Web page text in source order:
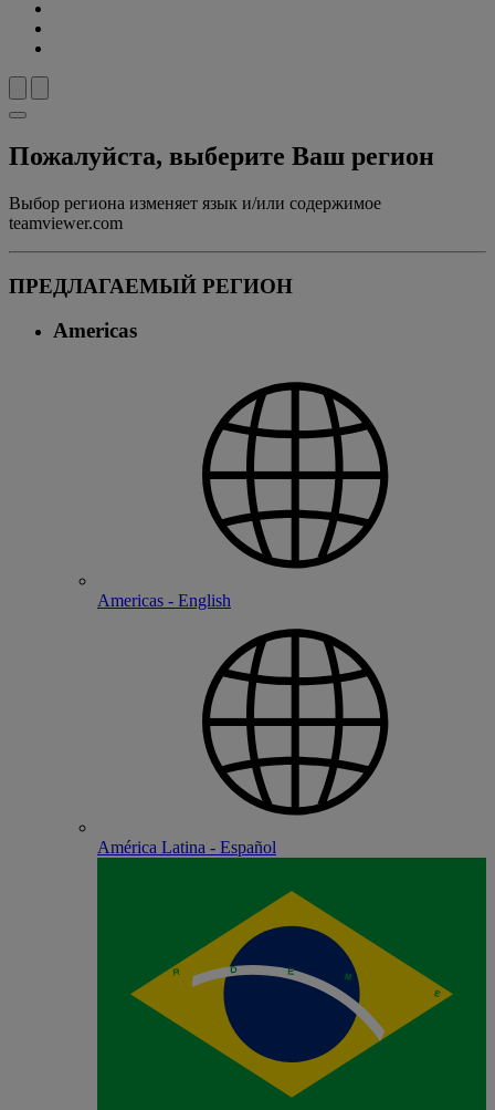
Пожалуйста, выберите Ваш регион
Выбор региона изменяет язык и/или содержимое
teamviewer.com
ПРЕДЛАГАЕМЫЙ РЕГИОН
Americas
Americas - English
América Latina - Español